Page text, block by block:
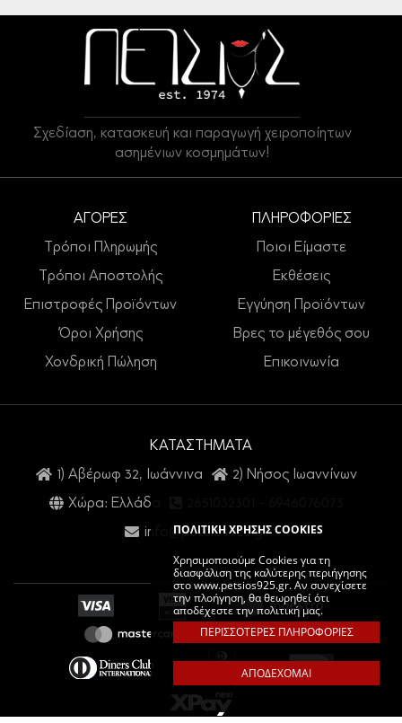
ΠΟΛΙΤΙΚΗ ΧΡΗΣΗΣ COOKIES
Χρησιμοποιούμε Cookies για τη
διασφάλιση της καλύτερης περιήγησης
στο www.petsios925.gr. Αν συνεχίσετε
την πλοήγηση, θα θεωρηθεί ότι
αποδέχεστε την πολιτική μας.
ΠΕΡΙΣΣΟΤΕΡΕΣ ΠΛΗΡΟΦΟΡΙΕΣ
ΑΠΟΔΕΧΟΜΑΙ
Σχεδίαση, κατασκευή και παραγωγή χειροποίητων
ασημένιων κοσμημάτων!
ΑΓΟΡΕΣ
Τρόποι Πληρωμής
Τρόποι Αποστολής
Επιστροφές Προϊόντων
Όροι Χρήσης
Χονδρική Πώληση
ΠΛΗΡΟΦΟΡΙΕΣ
Ποιοι Είμαστε
Εκθέσεις
Εγγύηση Προϊόντων
Βρες το μέγεθός σου
Επικοινωνία
ΚΑΤΑΣΤΗΜΑΤΑ
1) Αβέρωφ 32, Ιωάννινα
2) Νήσος Ιωαννίνων
Χώρα: Ελλάδα
info@petsios925.gr